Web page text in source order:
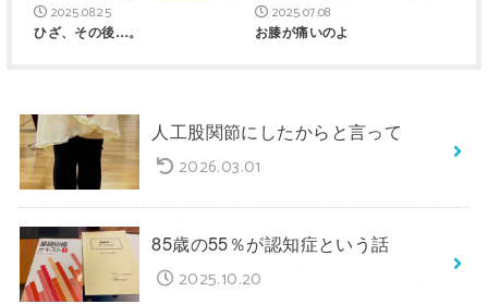
2025.08.25
ひざ、その後…。
2025.07.08
お膝が痛いのよ
人工股関節にしたからと言って
2026.03.01
85歳の55％が認知症という話
2025.10.20